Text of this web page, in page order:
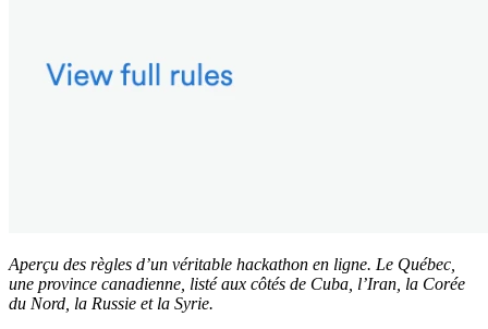
Aperçu des règles d’un véritable hackathon en ligne. Le Québec,
une province canadienne, listé aux côtés de Cuba, l’Iran, la Corée
du Nord, la Russie et la Syrie.